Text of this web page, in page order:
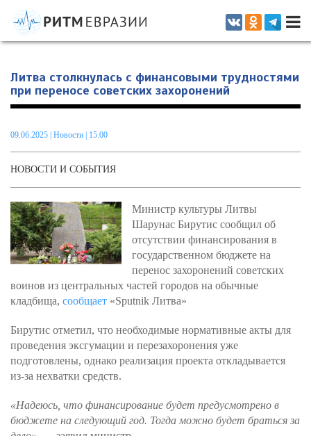
Информационно-аналитическое издание, посвященное актуальным
проблемам интеграции на постсоветском пространстве
Литва столкнулась с финансовыми трудностями
при переносе советских захоронений
09.06.2025 Новости | 15.00
НОВОСТИ И СОБЫТИЯ
Министр культуры Литвы
Шарунас Бирутис сообщил об
отсутствии финансирования в
государственном бюджете на
перенос захоронений советских
воинов из центральных частей городов на обычные
кладбища, сообщает «Sputnik Литва»
Бирутис отметил, что необходимые нормативные акты для
проведения эксгумации и перезахоронения уже
подготовлены, однако реализация проекта откладывается
из-за нехватки средств.
«Надеюсь, что финансирование будет предусмотрено в
бюджете на следующий год. Тогда можно будет браться за